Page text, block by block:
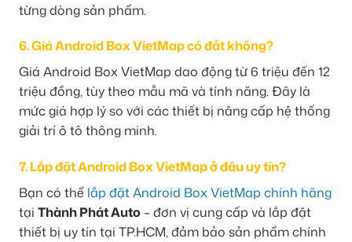
từng dòng sản phẩm.
6. Giá Android Box VietMap có đắt không?
Giá Android Box VietMap dao động từ 6 triệu đến 12
triệu đồng, tùy theo mẫu mã và tính năng. Đây là
mức giá hợp lý so với các thiết bị nâng cấp hệ thống
giải trí ô tô thông minh.
7. Lắp đặt Android Box VietMap ở đâu uy tín?
Bạn có thể lắp đặt Android Box VietMap chính hãng
tại Thành Phát Auto – đơn vị cung cấp và lắp đặt
thiết bị uy tín tại TP.HCM, đảm bảo sản phẩm chính